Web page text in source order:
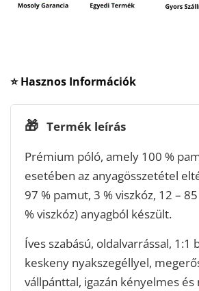
⭐ Hasznos Információk
🎁 Termék leírás
Prémium póló, amely 100 %
esetében az anyagösszetétel
97 % pamut, 3 % viszkóz, 12 –
% viszkóz) anyagból készült.
Íves szabású, oldalvarrással, 1:1
keskeny nyakszegéllyel,
vállpánttal, igazán kényelmes